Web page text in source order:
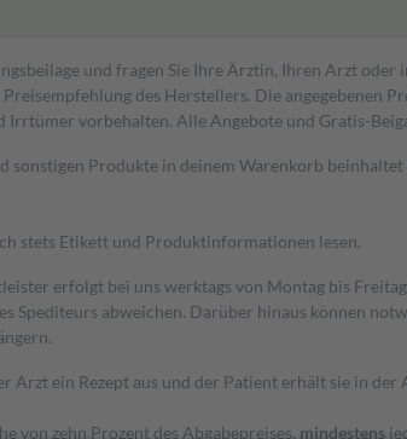
und fragen Sie Ihre Ärztin, Ihren Arzt
des Herstellers. Die angegebenen
vorbehalten. Alle Angebote und Gratis-
sonstigen Produkte in deinem Warenkorb
stets Etikett und Produktinformationen lesen.
erfolgt bei uns werktags von Montag bis
Spediteurs abweichen. Darüber hinaus können
ein Rezept aus und der Patient erhält sie in
von zehn Prozent des Abgabepreises, mindestens